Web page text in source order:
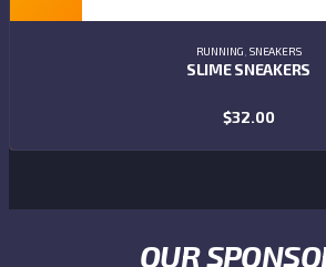
RUNNING, SNEAKERS
SLIME SNEAKERS
$32.00
ADD TO CART
OUR